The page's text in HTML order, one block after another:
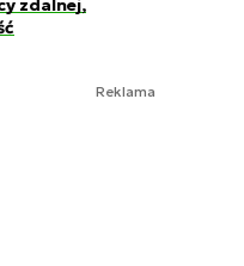
zdalnej,
Reklama